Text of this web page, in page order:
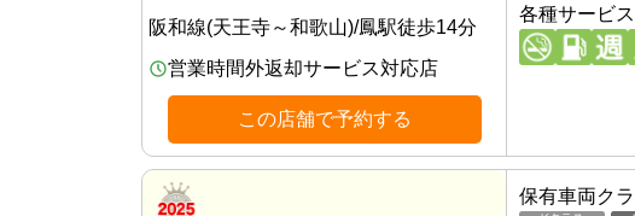
阪和線(天王寺～和歌山)/鳳駅徒歩14分
営業時間外返却サービス対応店
この店舗で予約する
各種サービス
保有車両ク